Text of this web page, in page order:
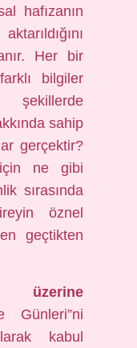
hafızanın
Her bir
bilgiler
şekillerde
sahip
gerçektir?
ne gibi
sırasında
öznel
geçtikten
üzerine
Günleri”ni
kabul